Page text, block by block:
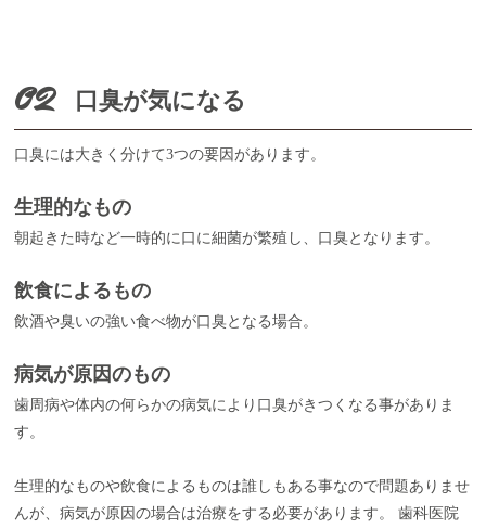
02 口臭が気になる
口臭には大きく分けて3つの要因があります。
生理的なもの
朝起きた時など一時的に口に細菌が繁殖し、口臭となります。
飲食によるもの
飲酒や臭いの強い食べ物が口臭となる場合。
病気が原因のもの
歯周病や体内の何らかの病気により口臭がきつくなる事がありま
す。
生理的なものや飲食によるものは誰しもある事なので問題ありませ
んが、病気が原因の場合は治療をする必要があります。 歯科医院